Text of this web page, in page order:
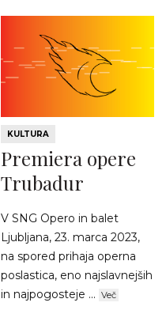
KULTURA
Premiera opere
Trubadur
V SNG Opero in balet
Ljubljana, 23. marca 2023,
na spored prihaja operna
poslastica, eno najslavnejših
in najpogosteje ... Več